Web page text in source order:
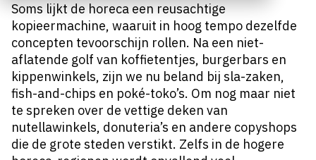
Soms lijkt de horeca een reusachtige
kopieermachine, waaruit in hoog tempo dezelfde
concepten tevoorschijn rollen. Na een niet-
aflatende golf van koffietentjes, burgerbars en
kippenwinkels, zijn we nu beland bij sla-zaken,
fish-and-chips en poké-toko’s. Om nog maar niet
te spreken over de vettige deken van
nutellawinkels, donuteria’s en andere copyshops
die de grote steden verstikt. Zelfs in de hogere